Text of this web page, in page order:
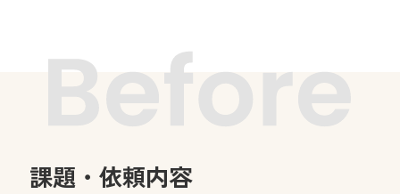
課題・依頼内容